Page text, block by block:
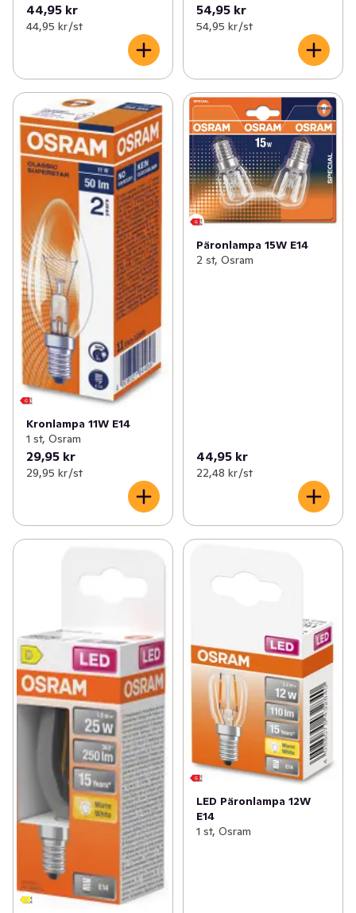
44,95 kr
44,95 kr /st
54,95 kr
54,95 kr /st
Kronlampa 11W E14
1 st, Osram
29,95 kr
29,95 kr /st
Päronlampa 15W E14
2 st, Osram
44,95 kr
22,48 kr /st
LED Päronlampa 12W
E14
1 st, Osram